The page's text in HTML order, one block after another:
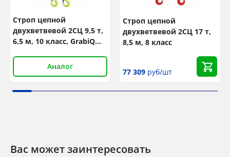
Строп цепной
двухветвевой 2СЦ 9,5 т,
6,5 м, 10 класс, GrabiQ
Аналог
Строп цепной
двухветвевой 2СЦ 17 т,
8,5 м, 8 класс
77 309 руб/шт
Вас может заинтересовать